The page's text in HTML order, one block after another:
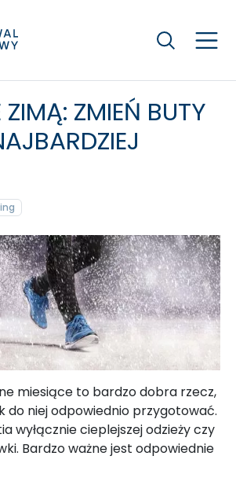
Szukaj
ZIMĄ: ZMIEŃ BUTY
miesiące to bardzo dobra rzecz,
do niej odpowiednio przygotować.
wyłącznie cieplejszej odzieży czy
Bardzo ważne jest odpowiednie